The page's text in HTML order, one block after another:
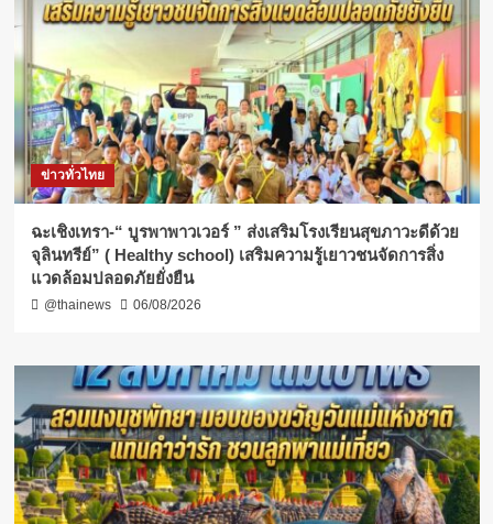
ข่าวทั่วไทย
ฉะเชิงเทรา-​“ บูรพาพาวเวอร์ ” ส่งเสริมโรงเรียนสุขภาวะดีด้วย
จุลินทรีย์” ( Healthy school) เสริมความรู้เยาวชนจัดการสิ่ง
แวดล้อมปลอดภัยยั่งยืน
@thainews 06/08/2026